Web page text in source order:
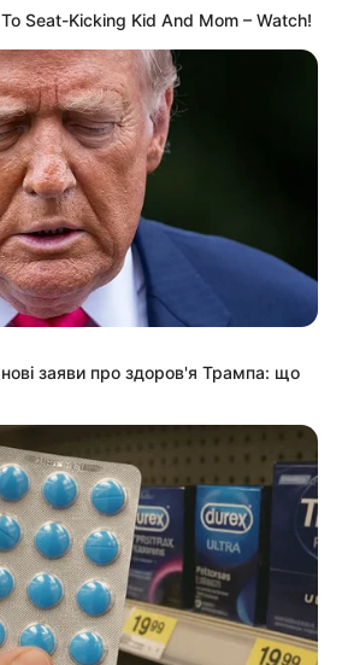
| 10:453249
повідомив сьогодні на
охорони здоров’я Максим
локдаун буде важко малому
перенести, ми будемо
карантин вихідного дня.
з 00 годин суботи до 00 годин
працювали виключно
аптеки, транспорт,
ветеринарні аптеки.
Seat-Kicking Kid And Mom – Watch!
заяви про здоров'я Трампа: що